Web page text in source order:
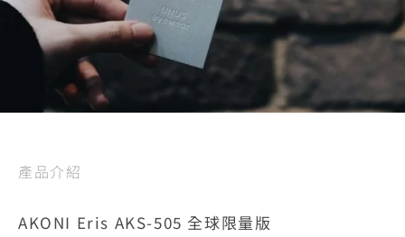
產品介紹
AKONI Eris AKS-505 全球限量版